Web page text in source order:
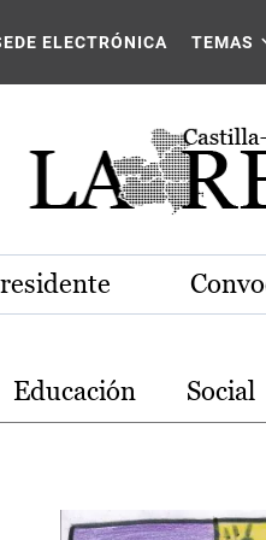
La
ELECTRÓNICA TEMAS
Educación Social